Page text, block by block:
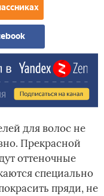
для волос не
Прекрасной
оттеночные
специально
пряди, не